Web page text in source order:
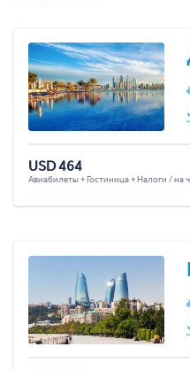
USD 464
Авиабилеты + Гостиница + Налоги / на